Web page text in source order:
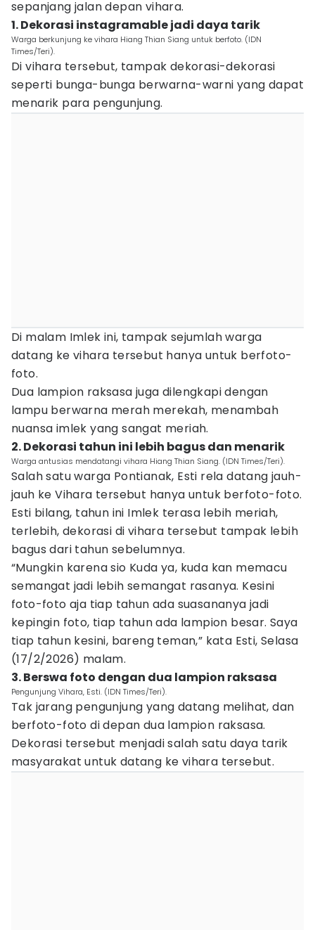
sepanjang jalan depan vihara.
1. Dekorasi instagramable jadi daya tarik
Warga berkunjung ke vihara Hiang Thian Siang untuk berfoto. (IDN
Times/Teri).
Di vihara tersebut, tampak dekorasi-dekorasi
seperti bunga-bunga berwarna-warni yang dapat
menarik para pengunjung.
Di malam Imlek ini, tampak sejumlah warga
datang ke vihara tersebut hanya untuk berfoto-
foto.
Dua lampion raksasa juga dilengkapi dengan
lampu berwarna merah merekah, menambah
nuansa imlek yang sangat meriah.
2. Dekorasi tahun ini lebih bagus dan menarik
Warga antusias mendatangi vihara Hiang Thian Siang. (IDN Times/Teri).
Salah satu warga Pontianak, Esti rela datang jauh-
jauh ke Vihara tersebut hanya untuk berfoto-foto.
Esti bilang, tahun ini Imlek terasa lebih meriah,
terlebih, dekorasi di vihara tersebut tampak lebih
bagus dari tahun sebelumnya.
“Mungkin karena sio Kuda ya, kuda kan memacu
semangat jadi lebih semangat rasanya. Kesini
foto-foto aja tiap tahun ada suasananya jadi
kepingin foto, tiap tahun ada lampion besar. Saya
tiap tahun kesini, bareng teman,” kata Esti, Selasa
(17/2/2026) malam.
3. Berswa foto dengan dua lampion raksasa
Pengunjung Vihara, Esti. (IDN Times/Teri).
Tak jarang pengunjung yang datang melihat, dan
berfoto-foto di depan dua lampion raksasa.
Dekorasi tersebut menjadi salah satu daya tarik
masyarakat untuk datang ke vihara tersebut.